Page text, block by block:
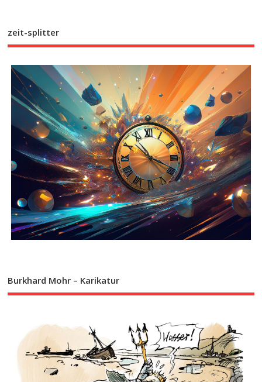
zeit-splitter
Burkhard Mohr – Karikatur